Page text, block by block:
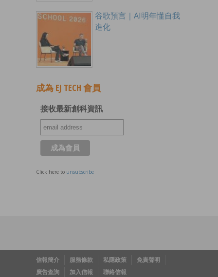
谷歌預言｜AI明年懂自我
進化
成為 EJ TECH 會員
接收最新創科資訊
Click here to unsubscribe
信報簡介 服務條款 私隱政策
免責聲明
廣告查詢
加入信報 聯絡信報